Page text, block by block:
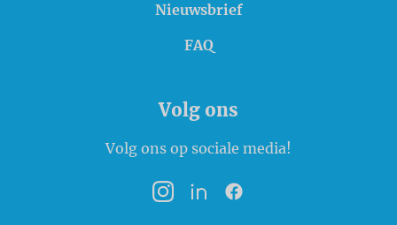
Nieuwsbrief
FAQ
Volg ons
Volg ons op sociale media!
InstagramLinkedInFacebook